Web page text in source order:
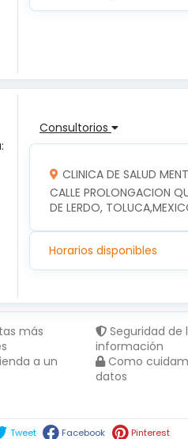
Consultorios
CLINICA DE SALUD
CALLE PROLONGACION
DE LERDO,
Horarios disponibles
más
a un
Seguridad de
información
Como
datos
Tweet Facebook Pinterest